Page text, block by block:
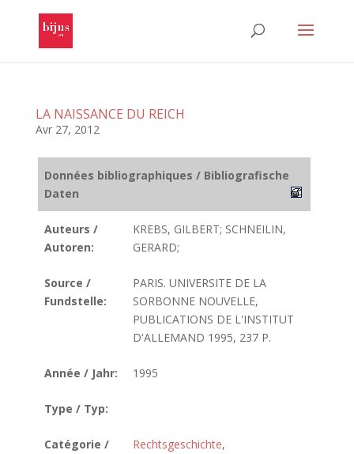
LA NAISSANCE DU REICH
Avr 27, 2012
Données bibliographiques / Bibliografische
Daten
Auteurs /
Autoren:
KREBS, GILBERT; SCHNEILIN,
GERARD;
Source /
Fundstelle:
PARIS. UNIVERSITE DE LA
SORBONNE NOUVELLE,
PUBLICATIONS DE L'INSTITUT
D'ALLEMAND 1995, 237 P.
Année / Jahr: 1995
Type / Typ:
Catégorie /
Rechtsgeschichte,